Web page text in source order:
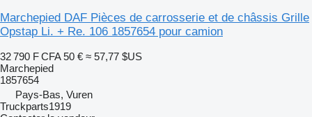
Marchepied DAF Pièces de carrosserie et de châssis Grille
Opstap Li. + Re. 106 1857654 pour camion
32 790 F CFA 50 € ≈ 57,77 $US
Marchepied
1857654
Pays-Bas, Vuren
Truckparts1919